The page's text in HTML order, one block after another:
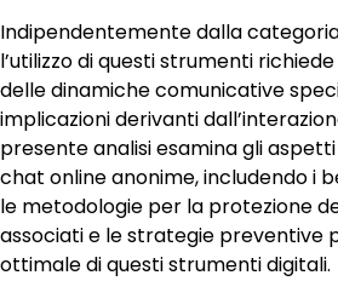
Indipendentemente dalla
l’utilizzo di questi strumenti
delle dinamiche comunicative
implicazioni derivanti
presente analisi esamina gli
chat online anonime, includendo i
le metodologie per la protezione
associati e le strategie preventive
ottimale di questi strumenti digitali.